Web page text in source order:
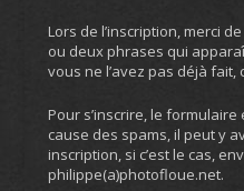
Lors de l’inscription, merci
ou deux phrases qui
vous ne l’avez pas déjà fait,
Pour s’inscrire, le
cause des spams, il peut y
inscription, si c’est le cas,
philippe(a)photofloue.net.